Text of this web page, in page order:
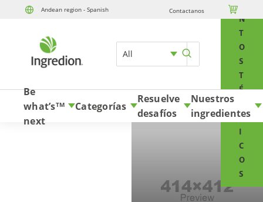
Andean region - Spanish Contactanos 
All
N
T
O
S
T
É
N
I
C
O
S
Be
what’s
next
TM Categorías
Resuelve
desafíos
Nuestros
ingredientes